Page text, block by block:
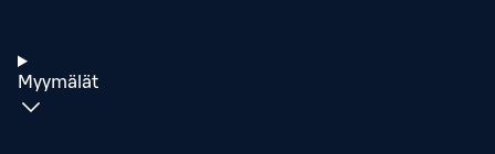
Myymälät